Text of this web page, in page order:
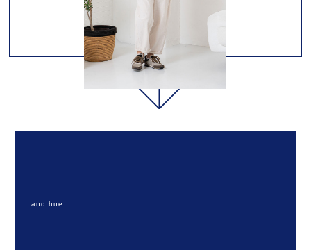
and hue